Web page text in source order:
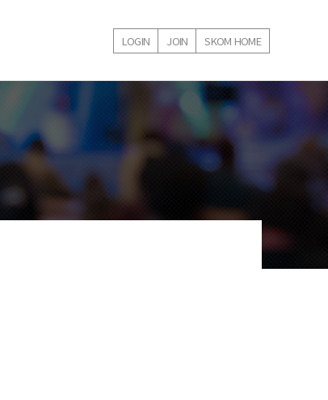
LOGIN JOIN SKOM HOME
내강좌
학술대회 등록내역
온라인강의 신청내역
1:1 문의게시판